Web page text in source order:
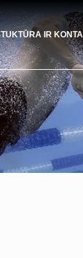
IR